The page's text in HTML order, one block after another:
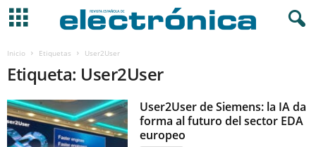
Inicio Etiquetas User2User
Etiqueta: User2User
User2User de Siemens: la IA da
forma al futuro del sector EDA
europeo